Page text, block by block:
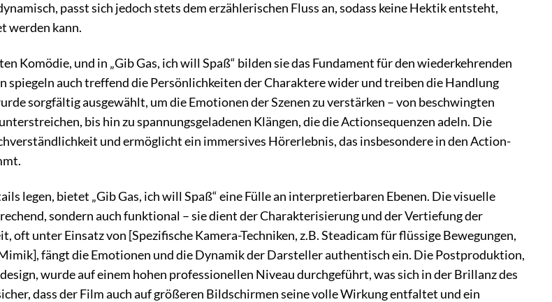
passt sich jedoch stets dem erzählerischen Fluss an, sodass keine Hektik entsteht,
werden kann.
Komödie, und in „Gib Gas, ich will Spaß“ bilden sie das Fundament für den wiederkehrenden
spiegeln auch treffend die Persönlichkeiten der Charaktere wider und treiben die Handlung
sorgfältig ausgewählt, um die Emotionen der Szenen zu verstärken – von beschwingten
bis hin zu spannungsgeladenen Klängen, die die Actionsequenzen adeln. Die
und ermöglicht ein immersives Hörerlebnis, das insbesondere in den Action-
legen, bietet „Gib Gas, ich will Spaß“ eine Fülle an interpretierbaren Ebenen. Die visuelle
sondern auch funktional – sie dient der Charakterisierung und der Vertiefung der
oft unter Einsatz von [Spezifische Kamera-Techniken, z.B. Steadicam für flüssige Bewegungen,
fängt die Emotionen und die Dynamik der Darsteller authentisch ein. Die Postproduktion,
wurde auf einem hohen professionellen Niveau durchgeführt, was sich in der Brillanz des
dass der Film auch auf größeren Bildschirmen seine volle Wirkung entfaltet und ein